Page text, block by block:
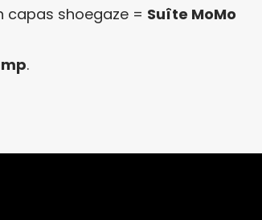
capas shoegaze = Suîte MoMo
.